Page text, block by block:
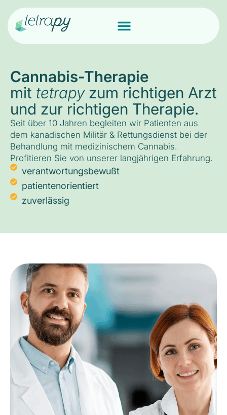
Cannabis-Therapie
mit tetrapyzum richtigen Arzt
und zur richtigen Therapie.
Seit über 10 Jahren begleiten wir Patienten aus
dem kanadischen Militär & Rettungsdienst bei der
Behandlung mit medizinischem Cannabis.
Profitieren Sie von unserer langjährigen Erfahrung.
verantwortungsbewußt
patientenorientiert
zuverlässig